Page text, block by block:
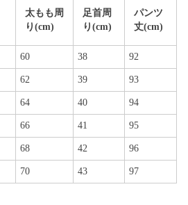
太もも周
り(cm)
足首周
り(cm)
パンツ
丈(cm)
60 38 92
62 39 93
64 40 94
66 41 95
68 42 96
70 43 97